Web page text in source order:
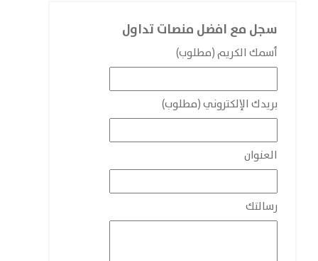
سجل مع افضل منصات تداول
أسمك الكريم (مطلوب)
بريدك الإلكتروني (مطلوب)
العنوان
رسالتك